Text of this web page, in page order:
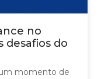
no
desafios do
momento de